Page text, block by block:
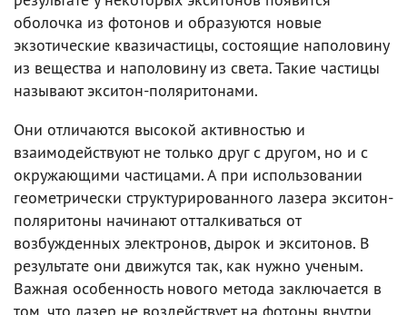
оболочка из фотонов и образуются новые
экзотические квазичастицы, состоящие наполовину
из вещества и наполовину из света. Такие частицы
называют экситон-поляритонами.
Они отличаются высокой активностью и
взаимодействуют не только друг с другом, но и с
окружающими частицами. А при использовании
геометрически структурированного лазера экситон-
поляритоны начинают отталкиваться от
возбужденных электронов, дырок и экситонов. В
результате они движутся так, как нужно ученым.
Важная особенность нового метода заключается в
том, что лазер не воздействует на фотоны внутри